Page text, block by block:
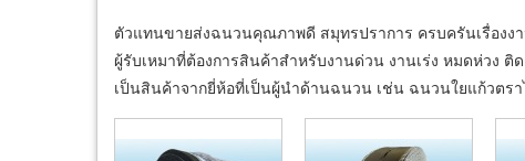
ตัวแทนขายส่งฉนวนคุณภาพดี สมุทรปราการ ครบครันเรื่อง
ผู้รับเหมาที่ต้องการสินค้าสำหรับงานด่วน งานเร่ง หมดห่วง
เป็นสินค้าจากยี่ห้อที่เป็นผู้นำด้านฉนวน เช่น ฉนวนใยแก้วตรา